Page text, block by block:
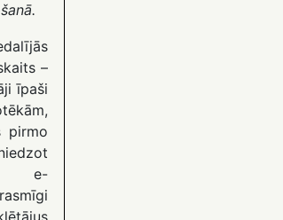
–
īpaši
pirmo
e-